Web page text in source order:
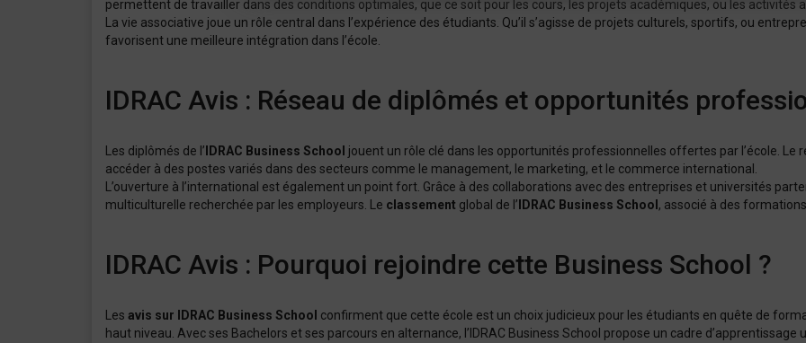
permettent de travailler dans des conditions optimales, que ce soit pour les cours, les projets académiques, ou les activités
La vie associative joue un rôle central dans l’expérience des étudiants. Qu’il s’agisse de projets culturels, sportifs, ou
favorisent une meilleure intégration dans l’école.
IDRAC Avis : Réseau de diplômés et opportunités
Les diplômés de l’ IDRAC Business School jouent un rôle clé dans les opportunités professionnelles offertes par l’école. Le
accéder à des postes variés dans des secteurs comme le management, le marketing, et le commerce international.
L’ouverture à l’international est également un point fort. Grâce à des collaborations avec des entreprises et universités
multiculturelle recherchée par les employeurs. Le classement global de l’ IDRAC Business School , associé à des
IDRAC Avis : Pourquoi rejoindre cette Business School ?
Les avis sur IDRAC Business School confirment que cette école est un choix judicieux pour les étudiants en quête de
haut niveau. Avec ses Bachelors et ses parcours en alternance, l’IDRAC Business School propose un cadre